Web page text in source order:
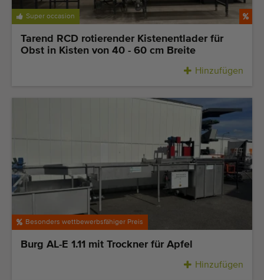
Super occasion
Tarend RCD rotierender Kistenentlader für
Obst in Kisten von 40 - 60 cm Breite
Hinzufügen
Besonders wettbewerbsfähiger Preis
Burg AL-E 1.11 mit Trockner für Apfel
Hinzufügen